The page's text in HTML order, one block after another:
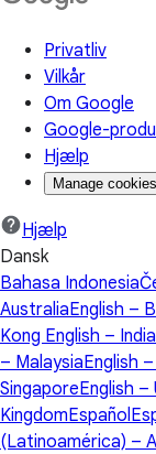
Privatliv
Vilkår
Om Google
Google-
Hjælp
Manage cookies
Hjælp
Dansk
Bahasa Indonesia
AustraliaEnglish –
Kong English – India
– MalaysiaEnglish
SingaporeEnglish
KingdomEspañol
(Latinoamérica) –